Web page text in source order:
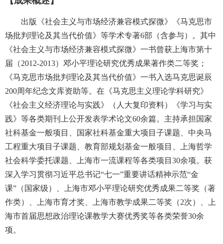
出版《社会主义与市场经济兼容模式探微》《马克思市
场批判理论及其当代价值》等学术专著6部（含参与）。其中
《社会主义与市场经济兼容模式探微》一书曾获上海市第十
届（2012-2013）邓小平理论研究优秀成果著作类二等奖；
《马克思市场批判理论及其当代价值》一书入选马克思诞辰
200周年纪念文库资助等。在《马克思主义理论学科研究》
《社会主义经济理论与实践》（人大复印资料）《学习与实
践》等各类期刊上公开发表学术论文60余篇。主持承担国家
社科基金一般项目、国家社科基金重大项目子课题、中央马
工程重大项目子课题、教育部规划基金一般项目、上海哲学
社会科学委托课题、上海市一流课程等各类项目30余项。获
深入学习贯彻习近平总书记“七一”重要讲话精神示范“金
课”（国家级）、上海市邓小平理论研究优秀成果二等奖（著
作类）、上海市育才奖、上海市教学成果二等奖（2次）、上
海市首届思想政治理论课教学大赛优秀奖等各类荣誉30余
项。